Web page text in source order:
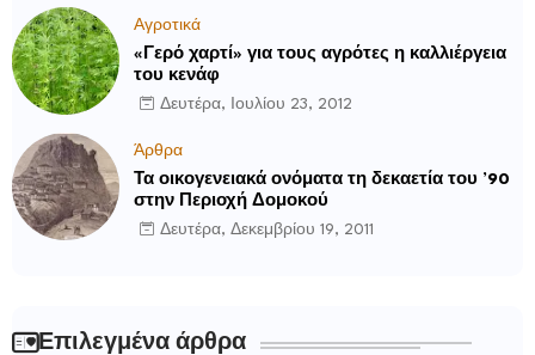
Αγροτικά
«Γερό χαρτί» για τους αγρότες η καλλιέργεια
του κενάφ
Δευτέρα, Ιουλίου 23, 2012
Άρθρα
Τα οικογενειακά ονόματα τη δεκαετία του ’90
στην Περιοχή Δομοκού
Δευτέρα, Δεκεμβρίου 19, 2011
Επιλεγμένα άρθρα